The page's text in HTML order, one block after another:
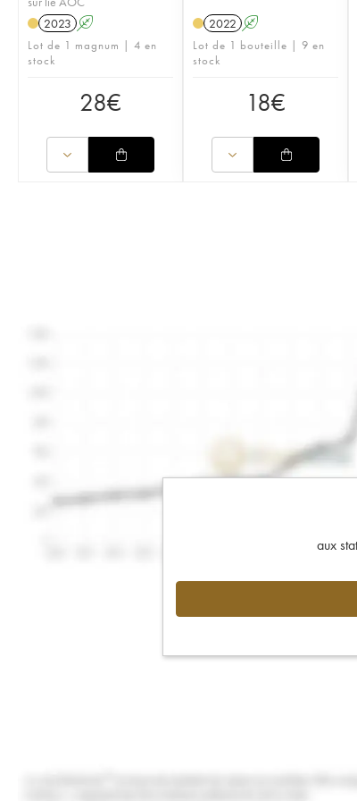
2023 A
Lot de 1 magnum | 4 en
stock
28€
2022 A
Lot de 1 bouteille | 9 en
stock
18€
aux